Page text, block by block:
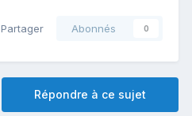
Partager Abonnés 0
Répondre à ce sujet